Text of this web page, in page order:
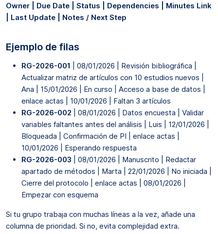
Owner | Due Date | Status | Dependencies | Minutes Link
| Last Update | Notes / Next Step
Ejemplo de filas
RG-2026-001
| 08/01/2026 | Revisión bibliográfica |
Actualizar matriz de artículos con 10 estudios nuevos |
Ana | 15/01/2026 | En curso | Acceso a base de datos |
enlace actas | 10/01/2026 | Faltan 3 artículos
RG-2026-002 | 08/01/2026 | Datos encuesta | Validar
variables faltantes antes del análisis | Luis | 12/01/2026 |
Bloqueada | Confirmación de PI | enlace actas |
10/01/2026 | Esperando respuesta
RG-2026-003 | 08/01/2026 | Manuscrito | Redactar
apartado de métodos | Marta | 22/01/2026 | No iniciada |
Cierre del protocolo | enlace actas | 08/01/2026 |
Empezar con esquema
Si tu grupo trabaja con muchas líneas a la vez, añade una
columna de prioridad. Si no, evita complejidad extra.